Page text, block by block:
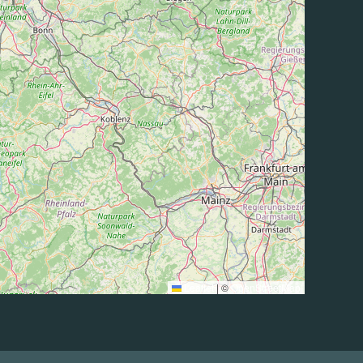
Leaflet |©OpenStreetMap